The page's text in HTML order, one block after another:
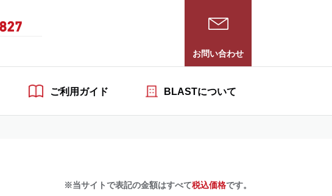
お問い合わせ
ご利用ガイド BLASTについて
※当サイトで表記の金額はすべて税込価格です。